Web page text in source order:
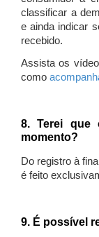
classificar a
e ainda indicar
recebido.
Assista os
como
8. Terei que
momento?
Do registro à
é feito
9. É possível